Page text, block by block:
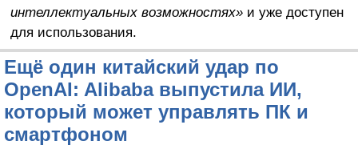
интеллектуальных возможностях»и уже доступен
для использования.
Ещё один китайский удар по
OpenAI: Alibaba выпустила ИИ,
который может управлять ПК и
смартфоном